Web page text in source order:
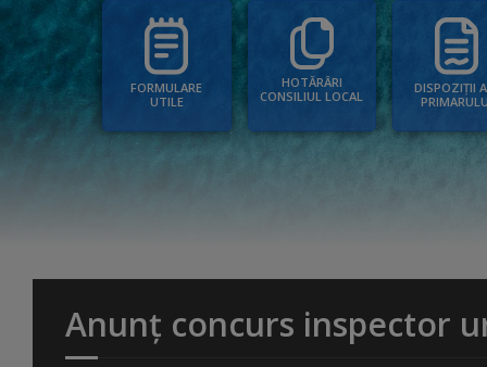
FORMULARE
UTILE
HOTĂRÂRI
CONSILIUL LOCAL
DISPOZIȚII
Anunț concurs inspector